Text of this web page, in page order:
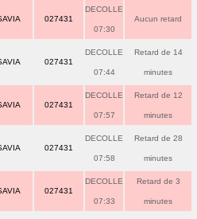
027431
DECOLLE
07:30
Aucun retard
027431
DECOLLE
07:44
Retard de 14
minutes
027431
DECOLLE
07:57
Retard de 12
minutes
027431
DECOLLE
07:58
Retard de 28
minutes
027431
DECOLLE
07:33
Retard de 3
minutes